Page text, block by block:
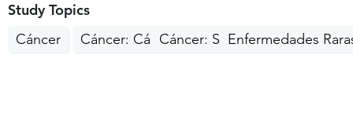
Study Topics
Cáncer Cáncer: Cánceres raros
Cáncer: SangreEnfermedades